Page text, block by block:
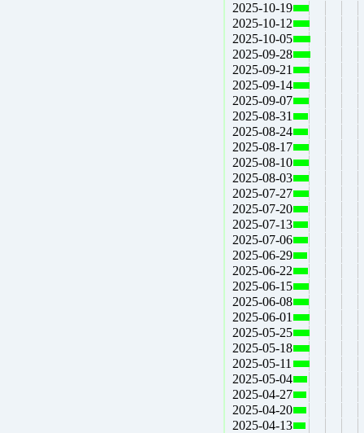
2025-10-19
2025-10-12
2025-10-05
2025-09-28
2025-09-21
2025-09-14
2025-09-07
2025-08-31
2025-08-24
2025-08-17
2025-08-10
2025-08-03
2025-07-27
2025-07-20
2025-07-13
2025-07-06
2025-06-29
2025-06-22
2025-06-15
2025-06-08
2025-06-01
2025-05-25
2025-05-18
2025-05-11
2025-05-04
2025-04-27
2025-04-20
2025-04-13